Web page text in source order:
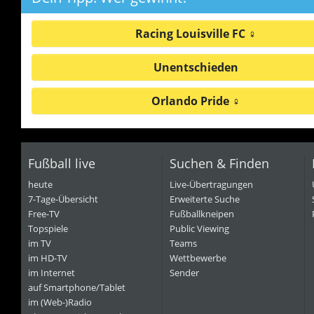
Racing Louisville FC ♀
Unentschieden
Orlando Pride ♀
Fußball live
heute
7-Tage-Übersicht
Free-TV
Topspiele
im TV
im HD-TV
im Internet
auf Smartphone/Tablet
im (Web-)Radio
Suchen & Finden
Live-Übertragungen
Erweiterte Suche
Fußballkneipen
Public Viewing
Teams
Wettbewerbe
Sender